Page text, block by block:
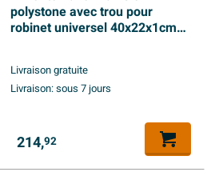
polystone avec trou pour
robinet universel 40x22x1cm
Livraison gratuite
Livraison:sous 7 jours
214,92